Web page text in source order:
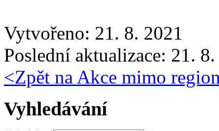
Vytvořeno: 21. 8. 2021
Poslední aktualizace: 21.
<Zpět na Akce mimo
Vyhledávání